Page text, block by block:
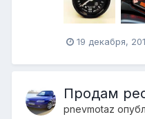
19 декабря,
Продам
pnevmotaz